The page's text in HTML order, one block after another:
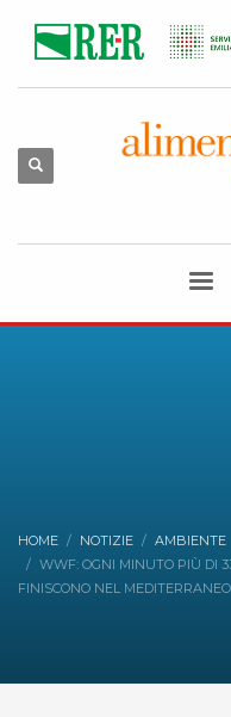
HOME NOTIZIE
AMBIENTE
WWF: OGNI MINUTO PIÙ DI
FINISCONO NEL MEDITERRANEO